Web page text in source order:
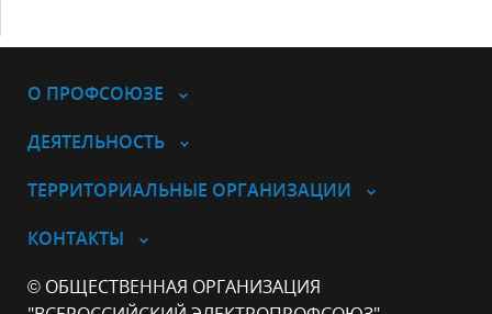
О ПРОФСОЮЗЕ
ДЕЯТЕЛЬНОСТЬ
ТЕРРИТОРИАЛЬНЫЕ ОРГАНИЗАЦИИ
КОНТАКТЫ
© ОБЩЕСТВЕННАЯ ОРГАНИЗАЦИЯ